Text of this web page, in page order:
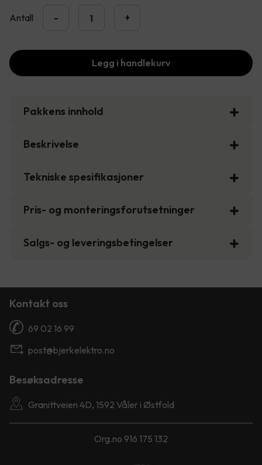
Antall - +
Legg i handlekurv
Pakkens innhold
Beskrivelse
Tekniske spesifikasjoner
Pris- og monteringsforutsetninger
Salgs- og leveringsbetingelser
Kontakt oss
69 02 16 99
post@bjerkelektro.no
Besøksadresse
Granittveien 4D, 1592 Våler i Østfold
Org.no 916 175 132